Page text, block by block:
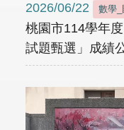
2026/06/22 數學_
桃園市114學年
試題甄選」成績